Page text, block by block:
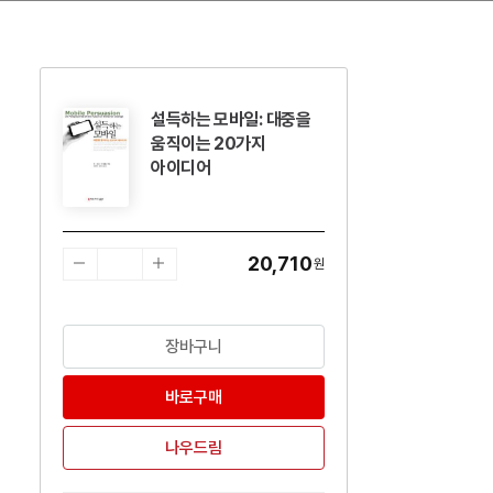
설득하는 모바일: 대중을
움직이는 20가지
아이디어
20,710원
장바구니
바로구매
나우드림